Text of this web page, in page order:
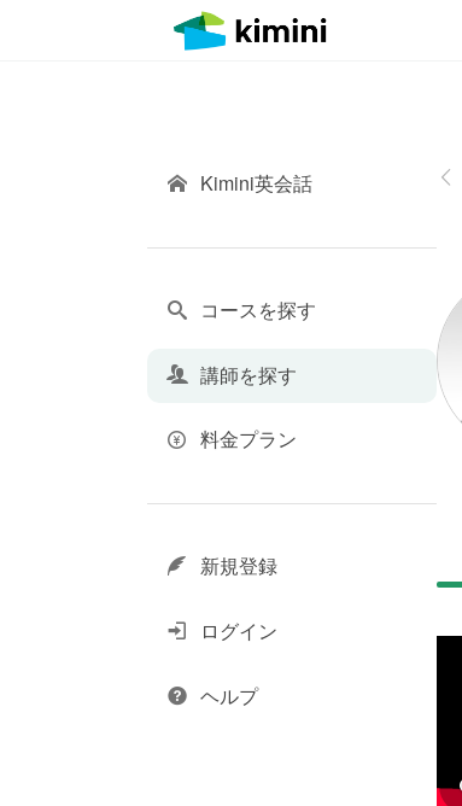
Kimini英会話
コースを探す
講師を探す
料金プラン
新規登録
ログイン
ヘルプ